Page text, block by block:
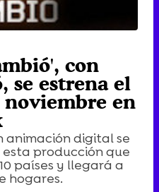
con
se estrena el
en
animación digital se
producción que
países y llegará a
hogares.